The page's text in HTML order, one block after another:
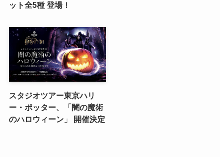
ット全5種 登場！
スタジオツアー東京ハリ
ー・ポッター、「闇の魔術
のハロウィーン」 開催決定